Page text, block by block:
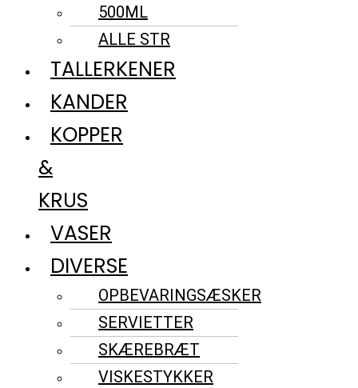
500ML
ALLE STR
TALLERKENER
KANDER
KOPPER
&
KRUS
VASER
DIVERSE
OPBEVARINGSÆSKER
SERVIETTER
SKÆREBRÆT
VISKESTYKKER